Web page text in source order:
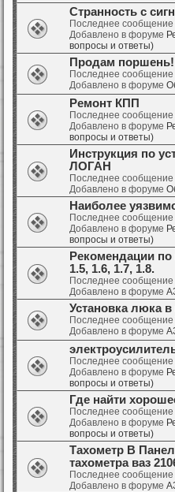
Странность с
Последнее сообщение
Добавлено в форуме
вопросы и ответы)
Продам поршень!
Последнее сообщение
Добавлено в форуме
Ремонт КПП
Последнее сообщение
Добавлено в форуме
вопросы и ответы)
Инструкция по
ЛОГАН
Последнее сообщение
Добавлено в форуме
Наиболее
Последнее сообщение
Добавлено в форуме
вопросы и ответы)
Рекомендации
1.5, 1.6, 1.7, 1.8.
Последнее сообщение
Добавлено в форуме
Установка люка
Последнее сообщение
Добавлено в форуме
Последнее сообщение
Добавлено в форуме
вопросы и ответы)
Где найти
Последнее сообщение
Добавлено в форуме
вопросы и ответы)
Тахометр В
тахометра ваз
Последнее сообщение
Добавлено в форуме